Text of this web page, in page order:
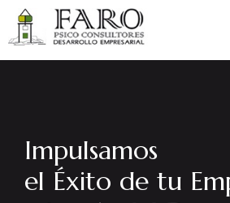
Impulsamos
el Éxito de tu